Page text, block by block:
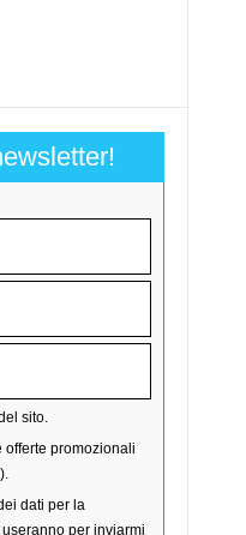
sito.
offerte promozionali
dati per la
per inviarmi